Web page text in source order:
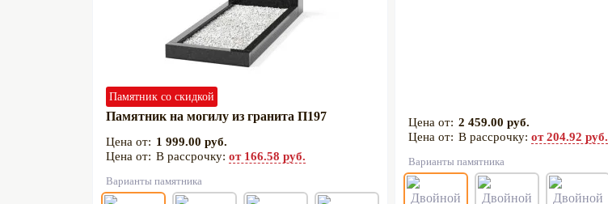
Памятник со скидкой
Памятник на могилу из гранита П197
1 999.00 руб.
В рассрочку: от 166.58 руб.
Варианты памятника
2 459.00 руб.
В рассрочку:от 204.92 руб.
Варианты памятника